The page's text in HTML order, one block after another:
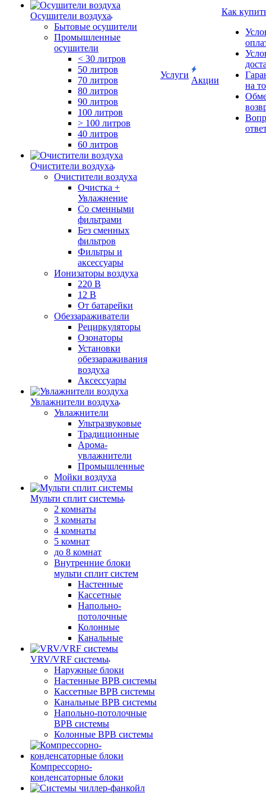
Осушители воздуха
Бытовые осушители
Промышленные
осушители
< 30 литров
50 литров
70 литров
80 литров
90 литров
100 литров
> 100 литров
40 литров
60 литров
Очистители воздуха
Очистители воздуха
Очистка +
Увлажнение
Cо сменными
фильтрами
Без сменных
фильтров
Фильтры и
аксессуары
Ионизаторы воздуха
220 В
12 В
От батарейки
Обеззараживатели
Рециркуляторы
Озонаторы
Установки
обеззараживания
воздуха
Аксессуары
Увлажнители воздуха
Увлажнители
Ультразвуковые
Традиционные
Арома-
увлажнители
Промышленные
Мойки воздуха
Мульти сплит системы
2 комнаты
3 комнаты
4 комнаты
5 комнат
до 8 комнат
Внутренние блоки
мульти сплит систем
Настенные
Кассетные
Напольно-
потолочные
Колонные
Канальные
VRV/VRF системы
Наружные блоки
Настенные ВРВ системы
Кассетные ВРВ системы
Канальные ВРВ системы
Напольно-потолочные
ВРВ системы
Колонные ВРВ системы
Компрессорно-
конденсаторные блоки
Услуги
Акции
Как
на